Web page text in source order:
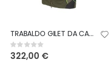
TRABALDO GILET DA CACCIA INTREPID
Rating:
0%
322,00 €